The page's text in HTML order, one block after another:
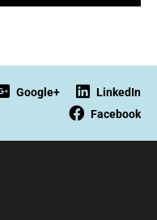
LinkedIn
Google+
Facebook